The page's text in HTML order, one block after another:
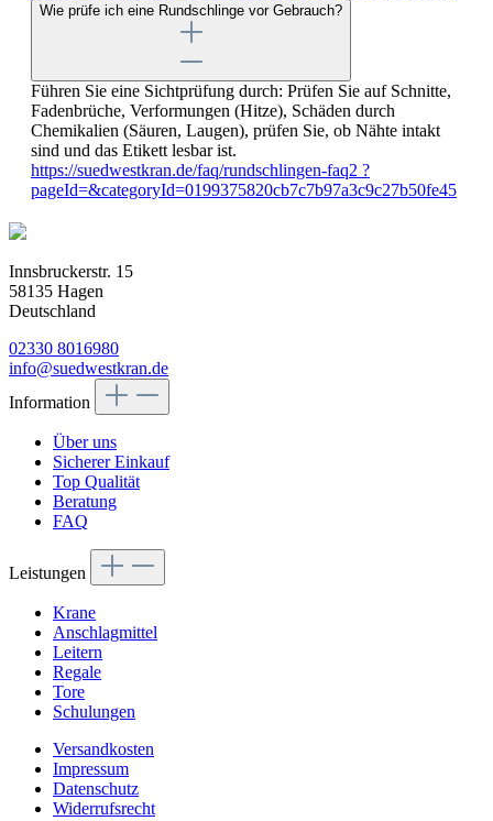
Wie prüfe ich eine Rundschlinge vor Gebrauch?
Führen Sie eine Sichtprüfung durch: Prüfen Sie auf Schnitte,
Fadenbrüche, Verformungen (Hitze), Schäden durch
Chemikalien (Säuren, Laugen), prüfen Sie, ob Nähte intakt
sind und das Etikett lesbar ist.
https://suedwestkran.de/faq/rundschlingen-faq2 ?
pageId=&categoryId=0199375820cb7c7b97a3c9c27b50fe45
Innsbruckerstr. 15
58135 Hagen
Deutschland
02330 8016980
info@suedwestkran.de
Information
Über uns
Sicherer Einkauf
Top Qualität
Beratung
FAQ
Leistungen
Krane
Anschlagmittel
Leitern
Regale
Tore
Schulungen
Versandkosten
Impressum
Datenschutz
Widerrufsrecht